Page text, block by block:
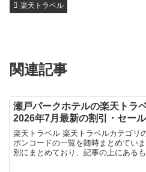
楽天トラベル
関連記事
瀬戸パークホテルの楽天トラ
2026年7月最新の割引・セー
楽天トラベル 楽天トラベルカテゴリ
ポンコードの一覧を随時まとめてい
別にまとめており、記事の上にある
ます。ホテル・旅館宿泊の予約など